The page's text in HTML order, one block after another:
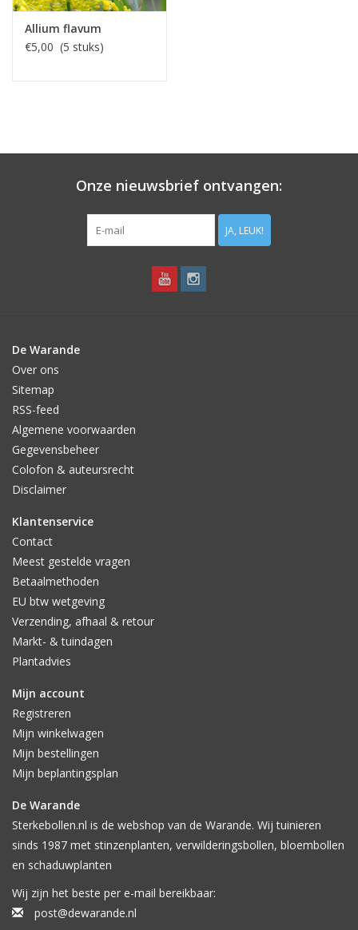
Allium flavum
€5,00 (5 stuks)
Onze nieuwsbrief ontvangen:
JA, LEUK!
De Warande
Over ons
Sitemap
RSS-feed
Algemene voorwaarden
Gegevensbeheer
Colofon & auteursrecht
Disclaimer
Klantenservice
Contact
Meest gestelde vragen
Betaalmethoden
EU btw wetgeving
Verzending, afhaal & retour
Markt- & tuindagen
Plantadvies
Mijn account
Registreren
Mijn winkelwagen
Mijn bestellingen
Mijn beplantingsplan
De Warande
Sterkebollen.nl is de webshop van de Warande. Wij tuinieren
sinds 1987 met stinzenplanten, verwilderingsbollen, bloembollen
en schaduwplanten
Wij zijn het beste per e-mail bereikbaar:
post@dewarande.nl